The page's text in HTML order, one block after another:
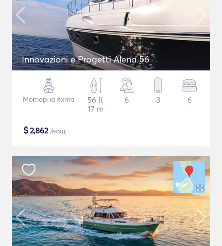
Innovazioni e Progetti Alena 56
Моторна яхта
56 ft
17 m
6 3 6
$2,862/нощ